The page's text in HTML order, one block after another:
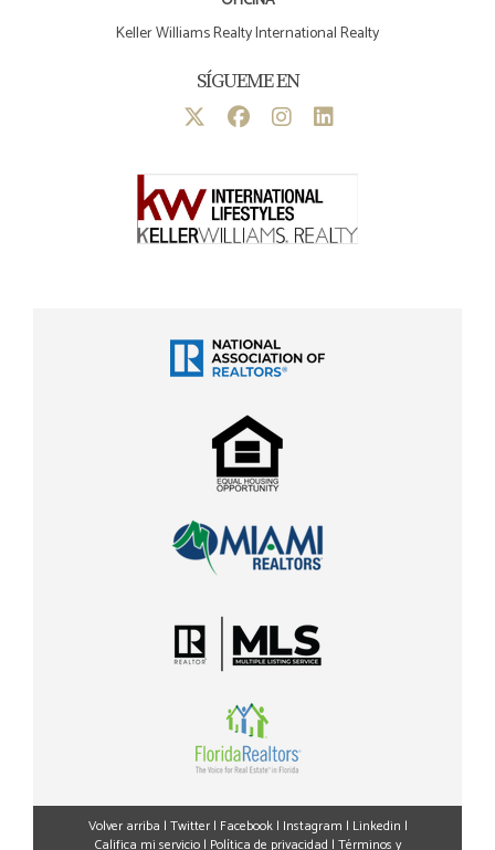
Keller Williams Realty International Realty
SÍGUEME EN
Volver arriba | Twitter| Facebook| Instagram | Linkedin |
Califica mi servicio| Política de privacidad | Términos y